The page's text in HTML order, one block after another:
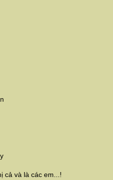
cả và là các em...!